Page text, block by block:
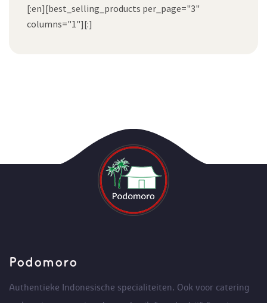
[:en][best_selling_products per_page="3"
columns="1"][:]
Podomoro
Authentieke Indonesische specialiteiten. Ook voor catering